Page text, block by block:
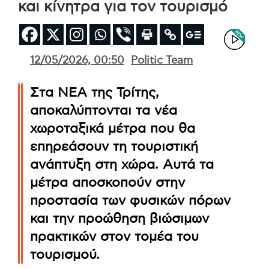
και κίνητρα για τον τουρισμό
12/05/2026, 00:50 Politic Team
Στα ΝΕΑ της Τρίτης,
αποκαλύπτονται τα νέα
χωροταξικά μέτρα που θα
επηρεάσουν τη τουριστική
ανάπτυξη στη χώρα. Αυτά τα
μέτρα αποσκοπούν στην
προστασία των φυσικών πόρων
και την προώθηση βιώσιμων
πρακτικών στον τομέα του
τουρισμού.